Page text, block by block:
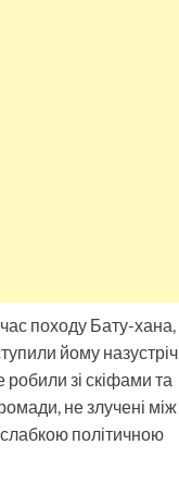
походу Бату-хана,
йому назустріч
робили зі скіфами та
не злучені між
слабкою політичною